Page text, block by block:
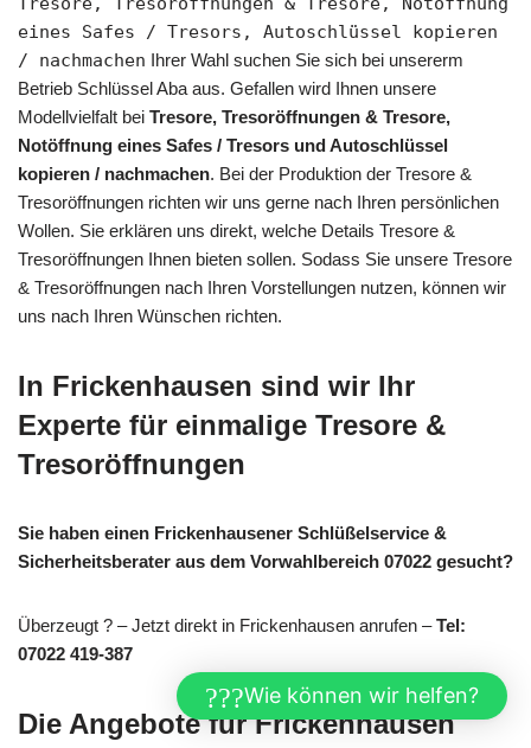
eines Safes / Tresors, Autoschlüssel kopieren
/ nachmachen Ihrer Wahl suchen Sie sich bei unsererm
Betrieb Schlüssel Aba aus. Gefallen wird Ihnen unsere
Modellvielfalt bei Tresore, Tresoröffnungen & Tresore,
Notöffnung eines Safes / Tresors und Autoschlüssel
kopieren / nachmachen. Bei der Produktion der Tresore &
Tresoröffnungen richten wir uns gerne nach Ihren persönlichen
Wollen. Sie erklären uns direkt, welche Details Tresore &
Tresoröffnungen Ihnen bieten sollen. Sodass Sie unsere Tresore
& Tresoröffnungen nach Ihren Vorstellungen nutzen, können wir
uns nach Ihren Wünschen richten.
In Frickenhausen sind wir Ihr
Experte für einmalige Tresore &
Tresoröffnungen
Sie haben einen Frickenhausener Schlüßelservice &
Sicherheitsberater aus dem Vorwahlbereich 07022 gesucht?
Überzeugt ? – Jetzt direkt in Frickenhausen anrufen –Tel:
07022 419-387
Die Angebote für Frickenhausen
Wie können wir helfen?